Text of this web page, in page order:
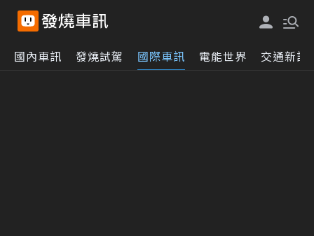
國內車訊 發燒試駕 國際車訊 電能世界 交通新訊